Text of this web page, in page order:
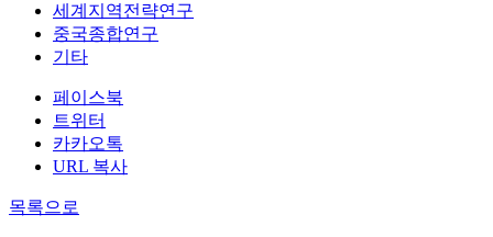
세계지역전략연구
중국종합연구
기타
페이스북
트위터
카카오톡
URL 복사
목록으로